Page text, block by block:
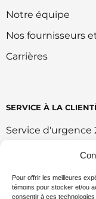
Pour offrir les meilleures
témoins pour stocker et/ou
consentir à ces
Notre équipe
Nos fournisseurs
Carrières
SERVICE À LA
Service d'urgence
Retour et échange
Conditions
Politique de